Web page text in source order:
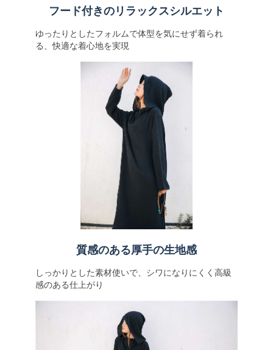
フード付きのリラックスシルエット
ゆったりとしたフォルムで体型を気にせず着られ
る、快適な着心地を実現
質感のある厚手の生地感
しっかりとした素材使いで、シワになりにくく高級
感のある仕上がり